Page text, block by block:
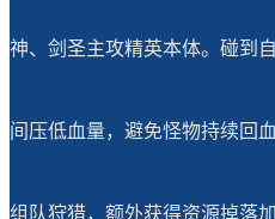
神、剑圣主攻精英本体。碰到
间压低血量，避免怪物持续回
组队狩猎，额外获得资源掉落加